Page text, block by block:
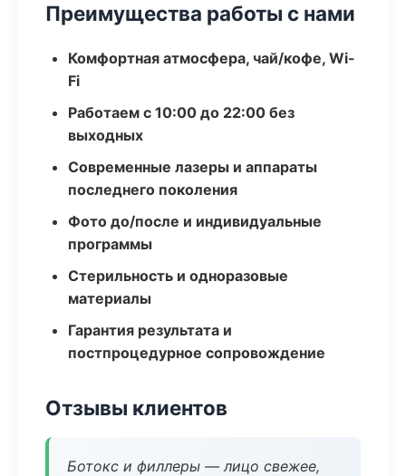
Преимущества работы с нами
Комфортная атмосфера, чай/кофе, Wi-
Fi
Работаем с 10:00 до 22:00 без
выходных
Современные лазеры и аппараты
последнего поколения
Фото до/после и индивидуальные
программы
Стерильность и одноразовые
материалы
Гарантия результата и
постпроцедурное сопровождение
Отзывы клиентов
Ботокс и филлеры — лицо свежее,